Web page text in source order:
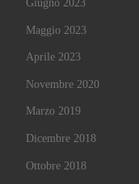
Giugno 2023
Maggio 2023
Aprile 2023
Novembre 2020
Marzo 2019
Dicembre 2018
Ottobre 2018